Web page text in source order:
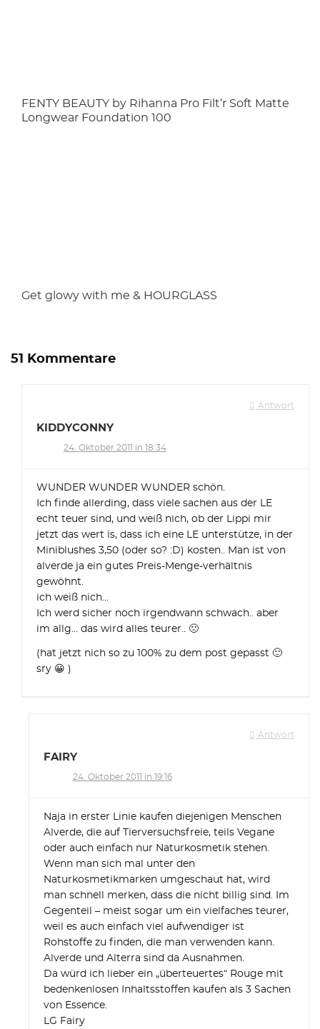
FENTY BEAUTY by Rihanna Pro Filt’r Soft Matte
Longwear Foundation 100
Get glowy with me & HOURGLASS
51 Kommentare
Antwort
KIDDYCONNY
24. Oktober 2011 in 18:34
WUNDER WUNDER WUNDER schön.
Ich finde allerding, dass viele sachen aus der LE
echt teuer sind, und weiß nich, ob der Lippi mir
jetzt das wert is, dass ich eine LE unterstütze, in der
Miniblushes 3,50 (oder so? :D) kosten.. Man ist von
alverde ja ein gutes Preis-Menge-verhältnis
gewöhnt.
ich weiß nich…
Ich werd sicher noch irgendwann schwach.. aber
im allg… das wird alles teurer.. 🙁
(hat jetzt nich so zu 100% zu dem post gepasst 🙂
sry 😀 )
Antwort
FAIRY
24. Oktober 2011 in 19:16
Naja in erster Linie kaufen diejenigen Menschen
Alverde, die auf Tierversuchsfreie, teils Vegane
oder auch einfach nur Naturkosmetik stehen.
Wenn man sich mal unter den
Naturkosmetikmarken umgeschaut hat, wird
man schnell merken, dass die nicht billig sind. Im
Gegenteil – meist sogar um ein vielfaches teurer,
weil es auch einfach viel aufwendiger ist
Rohstoffe zu finden, die man verwenden kann.
Alverde und Alterra sind da Ausnahmen.
Da würd ich lieber ein „überteuertes“ Rouge mit
bedenkenlosen Inhaltsstoffen kaufen als 3 Sachen
von Essence.
LG Fairy